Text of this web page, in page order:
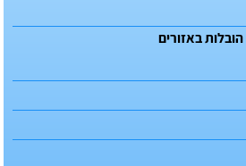
הובלות באזורים